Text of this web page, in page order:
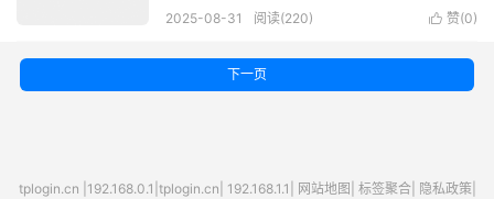
 赞(0)
2025-08-31 阅读(220)
下一页
tplogin.cn 192.168.0.1 tplogin.cn 192.168.1.1 网站地图 标签聚合| 隐私政策